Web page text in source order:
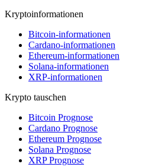
Kryptoinformationen
Bitcoin-informationen
Cardano-informationen
Ethereum-informationen
Solana-informationen
XRP-informationen
Krypto tauschen
Bitcoin Prognose
Cardano Prognose
Ethereum Prognose
Solana Prognose
XRP Prognose